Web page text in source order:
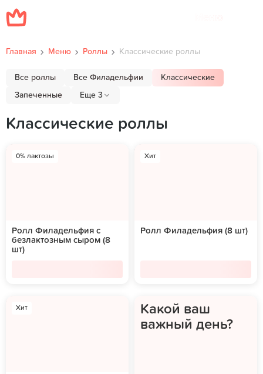
Главная Меню Роллы Классические роллы
Все роллы Все Филадельфии Классические
Запеченные Еще 3
Классические роллы
0% лактозы
Ролл Филадельфия с
безлактозным сыром (8
шт)
Хит
Ролл Филадельфия (8 шт)
Хит
Какой ваш
важный день?